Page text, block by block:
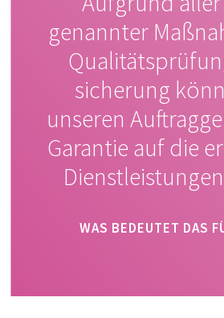
genannter
sicherung
unseren
Garantie auf die
WAS BEDEUTET DAS